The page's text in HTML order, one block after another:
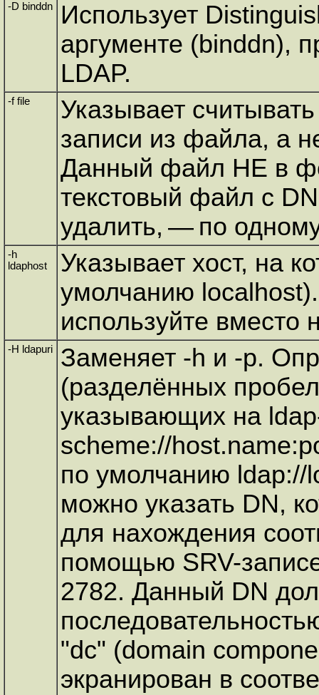
-D binddn
Использует
аргументе (binddn),
LDAP.
-f file
Указывает
записи из файла, а
Данный файл НЕ в
текстовый файл с
удалить, — по
-h
ldaphost
Указывает хост, на
умолчанию
используйте вместо
-H ldapuri
Заменяет -h и -p.
(разделённых
указывающих на
scheme://
по умолчанию ldap://
можно указать DN,
для нахождения
помощью SRV-
2782. Данный DN
"dc" (domain
экранирован в